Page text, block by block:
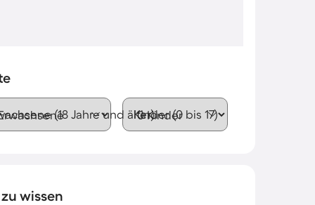
(18 Jahre und älter)Kinder (0 bis 17)
wissen